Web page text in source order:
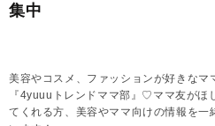
集中
美容やコスメ、ファッションが好きなマ
『4yuuuトレンドママ部』♡ママ友がほ
てくれる方、美容やママ向けの情報を一